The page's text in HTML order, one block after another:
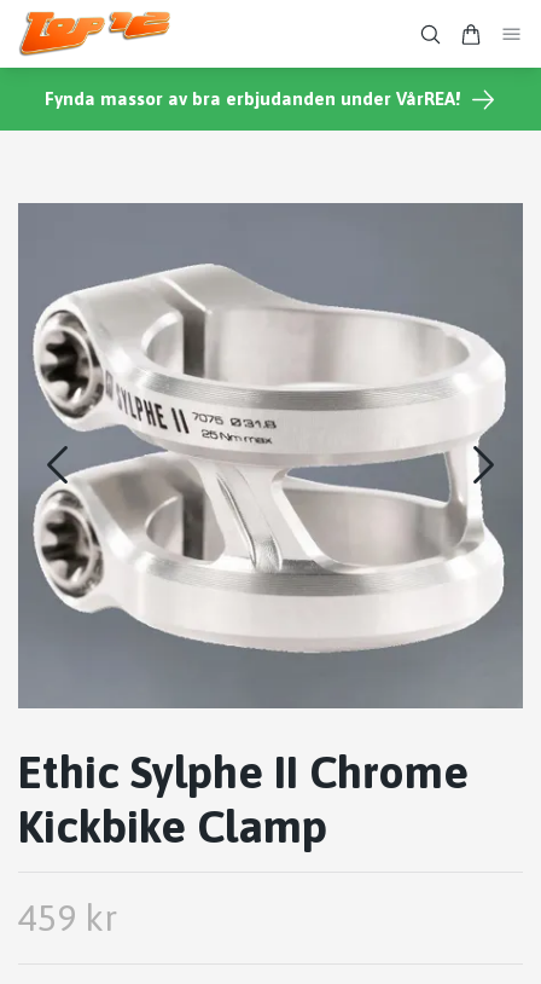
Fynda massor av bra erbjudanden under VårREA!
Ethic Sylphe II Chrome
Kickbike Clamp
459 kr